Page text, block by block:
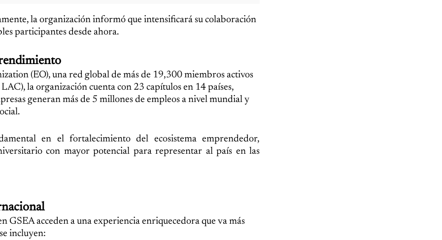
la organización informó que intensificará su colaboración
participantes desde ahora.
(EO), una red global de más de 19,300 miembros activos
la organización cuenta con 23 capítulos en 14 países,
generan más de 5 millones de empleos a nivel mundial y
en el fortalecimiento del ecosistema emprendedor,
con mayor potencial para representar al país en las
GSEA acceden a una experiencia enriquecedora que va más
incluyen: